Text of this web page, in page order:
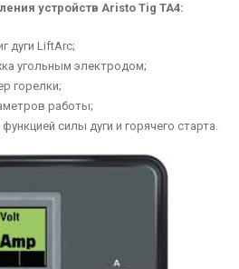
устройств Aristo Tig TA4:
дуги LiftArc;
угольным электродом;
горелки;
работы;
силы дуги и горячего старта.